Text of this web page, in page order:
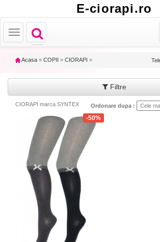
E-ciorapi.ro
Toggle
navigation
Toggle
navigation
Acasa » COPII » CIORAPI »
Filtre
CIORAPI marca SYNTEX Ordonare dupa :
-50%